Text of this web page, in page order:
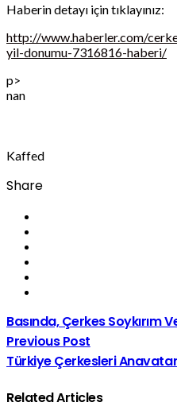
Haberin detayı için tıklayınız:
http://www.haberler.com/
yil-donumu-7316816-haberi/
p>
nan
Kaffed
Share
Basında, Çerkes Soykırım
Previous Post
Türkiye Çerkesleri
Related Articles